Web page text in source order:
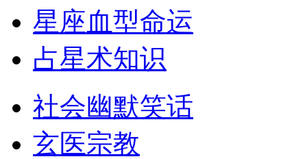
星座血型命运
占星术知识
社会幽默笑话
玄医宗教